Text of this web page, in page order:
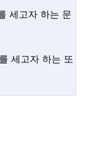
세고자 하는 문
세고자 하는 또